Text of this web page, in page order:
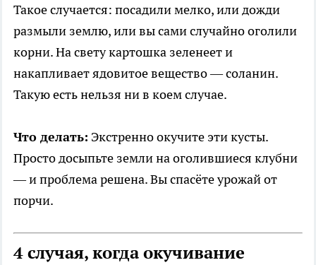
Такое случается: посадили мелко, или дожди
размыли землю, или вы сами случайно оголили
корни. На свету картошка зеленеет и
накапливает ядовитое вещество — соланин.
Такую есть нельзя ни в коем случае.
Что делать: Экстренно окучите эти кусты.
Просто досыпьте земли на оголившиеся клубни
— и проблема решена. Вы спасёте урожай от
порчи.
4 случая, когда окучивание